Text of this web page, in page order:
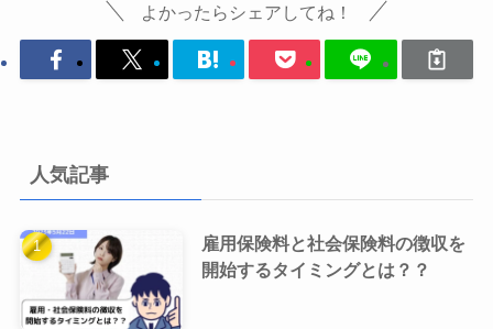
よかったらシェアしてね！
人気記事
雇用保険料と社会保険料の徴収を
開始するタイミングとは？？